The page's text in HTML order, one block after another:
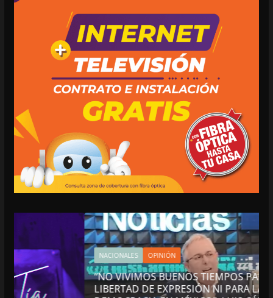
NACIONALES OPINIÓN
“NO VIVIMOS BUENOS TIEMPOS PARA LA
LIBERTAD DE EXPRESIÓN NI PARA LA